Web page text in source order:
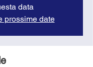
data
prossime date